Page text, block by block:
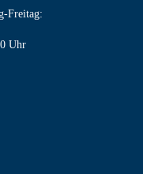
Freitag:
Uhr